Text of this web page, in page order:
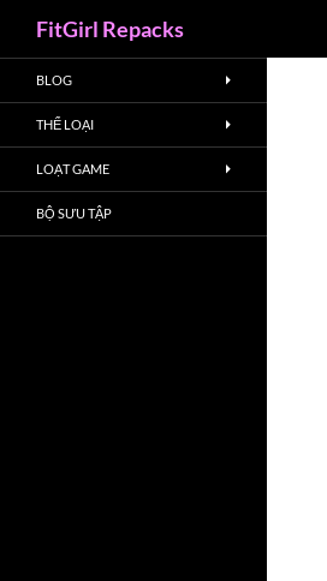
FitGirl Repacks
BLOG
THỂ LOẠI
LOẠT GAME
BỘ SƯU TẬP